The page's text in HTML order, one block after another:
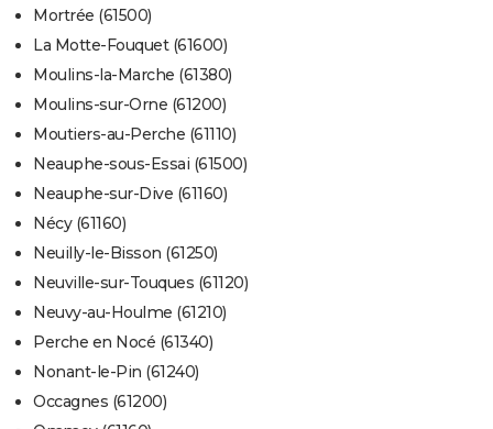
Mortrée (61500)
La Motte-Fouquet (61600)
Moulins-la-Marche (61380)
Moulins-sur-Orne (61200)
Moutiers-au-Perche (61110)
Neauphe-sous-Essai (61500)
Neauphe-sur-Dive (61160)
Nécy (61160)
Neuilly-le-Bisson (61250)
Neuville-sur-Touques (61120)
Neuvy-au-Houlme (61210)
Perche en Nocé (61340)
Nonant-le-Pin (61240)
Occagnes (61200)